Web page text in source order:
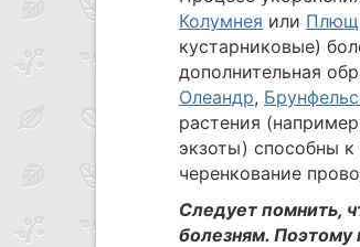
Колумнея или Плющ
кустарниковые)
дополнительная
Олеандр,
растения
экзоты) способны
черенкование
Следует помнить,
болезням. Поэтому